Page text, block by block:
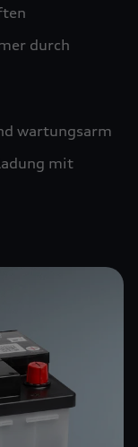
durch
wartungsarm
mit